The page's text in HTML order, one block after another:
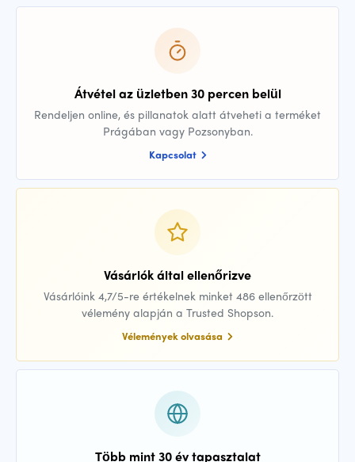
Átvétel az üzletben 30 percen belül
Rendeljen online, és pillanatok alatt átveheti a terméket
Prágában vagy Pozsonyban.
Kapcsolat
Vásárlók által ellenőrizve
Vásárlóink 4,7/5-re értékelnek minket 486 ellenőrzött
vélemény alapján a Trusted Shopson.
Vélemények olvasása
Több mint 30 év tapasztalat